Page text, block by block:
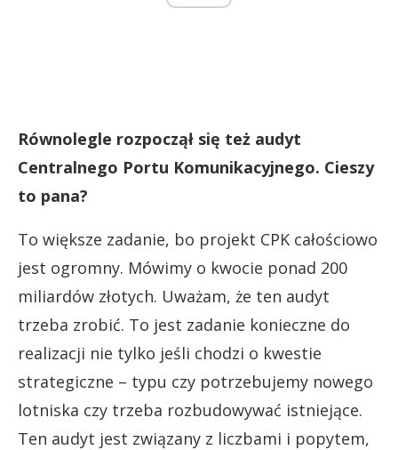
Równolegle rozpoczął się też audyt
Centralnego Portu Komunikacyjnego. Cieszy
to pana?
To większe zadanie, bo projekt CPK całościowo
jest ogromny. Mówimy o kwocie ponad 200
miliardów złotych. Uważam, że ten audyt
trzeba zrobić. To jest zadanie konieczne do
realizacji nie tylko jeśli chodzi o kwestie
strategiczne – typu czy potrzebujemy nowego
lotniska czy trzeba rozbudowywać istniejące.
Ten audyt jest związany z liczbami i popytem,